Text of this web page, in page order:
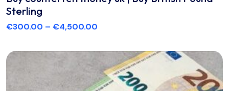
Sterling
€300.00 – €4,500.00